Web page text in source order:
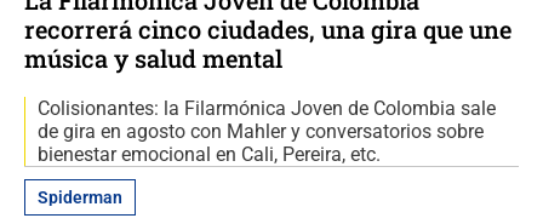
recorrerá cinco ciudades, una gira que une
música y salud mental
Colisionantes: la Filarmónica Joven de Colombia sale
de gira en agosto con Mahler y conversatorios sobre
bienestar emocional en Cali, Pereira, etc.
Spiderman